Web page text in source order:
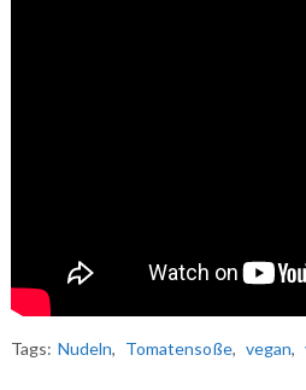
Tags: Nudeln, Tomatensoße, vegan,